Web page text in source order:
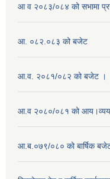
आ व २०८३/०८४ को सभामा
आ. ०८२.०८३ को बजेट
आ.व. २०८१/०८२ को बजेट ।
आ.व २०८०/०८१ को
आ.ब.०७९/०८० को बार्षिक